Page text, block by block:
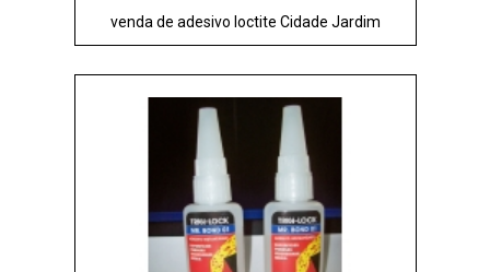
venda de adesivo loctite Cidade Jardim